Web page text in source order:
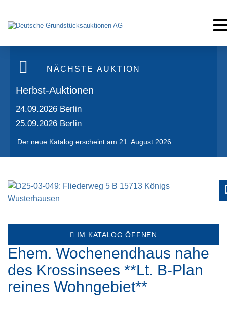
NÄCHSTE AUKTION
Herbst-Auktionen
24.09.2026 Berlin
25.09.2026 Berlin
Der neue Katalog erscheint am 21. August 2026
IM KATALOG ÖFFNEN
Ehem. Wochenendhaus nahe
des Krossinsees **Lt. B-Plan
reines Wohngebiet**